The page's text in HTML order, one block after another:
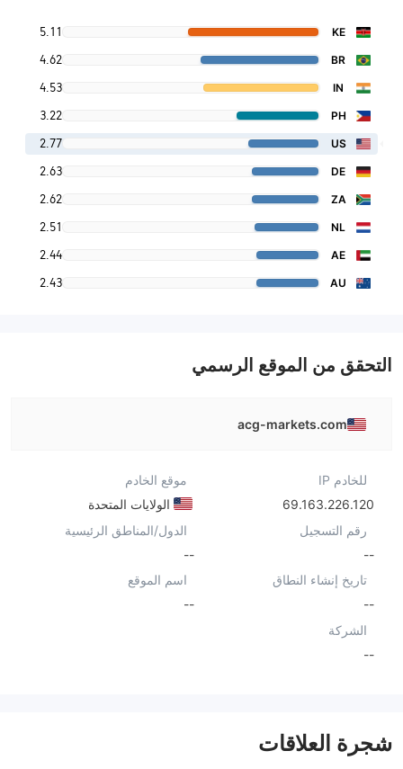
KE
5.11
BR
4.62
IN
4.53
PH
3.22
US
2.77
DE
2.63
ZA
2.62
NL
2.51
AE
2.44
AU
2.43
التحقق من الموقع الرسمي
acg-markets.com
للخادم IP
69.163.226.120
موقع الخادم
الولايات المتحدة
رقم التسجيل
--
الدول/المناطق الرئيسية
--
تاريخ إنشاء النطاق
--
اسم الموقع
--
الشركة
--
شجرة العلاقات